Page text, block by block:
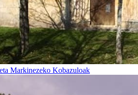
Markinezeko Kobazuloak